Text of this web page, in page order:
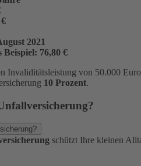
2021
Beispiel: 76,80 €
Invaliditätsleistung von 50.000
10 Prozent.
schützt Ihre kleinen